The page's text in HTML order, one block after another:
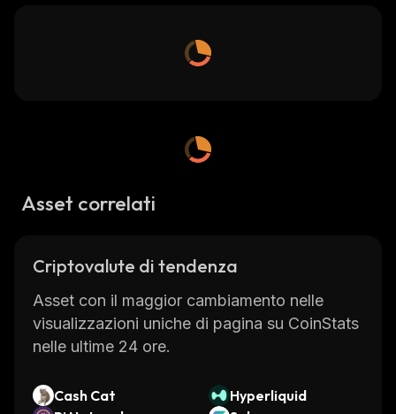
Asset correlati
Criptovalute di tendenza
Asset con il maggior cambiamento nelle
visualizzazioni uniche di pagina su CoinStats
nelle ultime 24 ore.
Cash Cat
Hyperliquid